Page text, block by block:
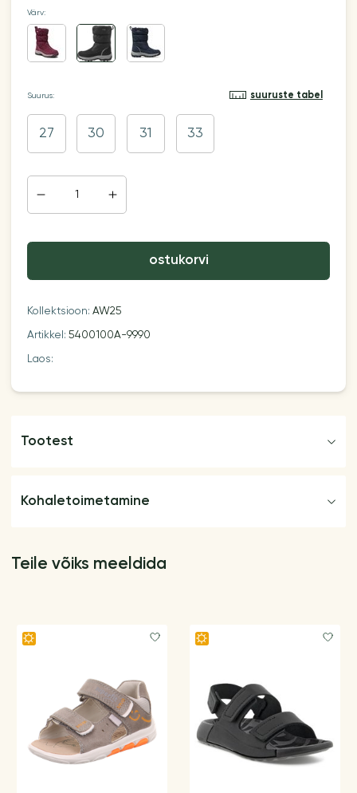
Värv:
Suurus: suuruste tabel
27 30 31 33
ostukorvi
Kollektsioon:AW25
Artikkel:5400100A-9990
Laos:
Tootest
Kohaletoimetamine
Teile võiks meeldida